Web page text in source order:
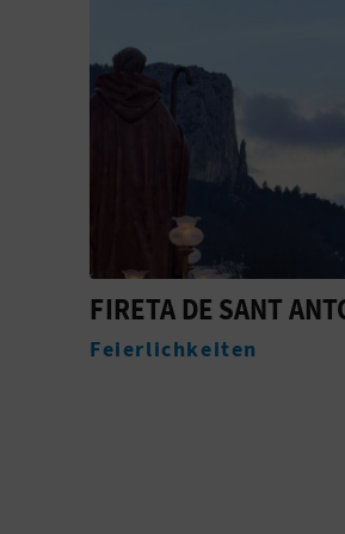
FIESTAS DE MOROS Y
CRISTIANOS IN MURO
DE ALCOY